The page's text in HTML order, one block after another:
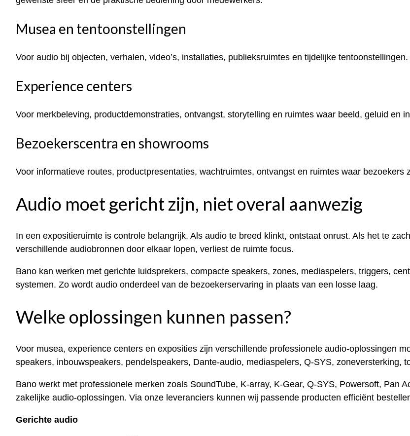
Musea en tentoonstellingen
Voor audio bij objecten, verhalen, video’s, installaties, publieksruimtes en tijdelijke tentoonstellingen.
Experience centers
Voor merkbeleving, productdemonstraties, ontvangst, storytelling en ruimtes waar beeld, geluid en
Bezoekerscentra en showrooms
Voor informatieve routes, productpresentaties, wachtruimtes, ontvangst en ruimtes waar bezoekers
Audio moet gericht zijn, niet overal aanwezig
In een expositieruimte is controle belangrijk. Als audio te breed klinkt, ontstaat onrust. Als het te
verschillende audiobronnen door elkaar lopen, verliest de ruimte focus.
Bano kan werken met gerichte luidsprekers, compacte speakers, zones, mediaspelers, triggers,
systemen. Zo wordt audio onderdeel van de bezoekerservaring in plaats van een losse laag.
Welke oplossingen kunnen passen?
Voor musea, experience centers en exposities zijn verschillende professionele audio-oplossingen
speakers, inbouwspeakers, pendelspeakers, Dante-audio, mediaspelers, Q-SYS, zoneversterking,
Bano werkt met professionele merken zoals SoundTube, K-array, K-Gear, Q-SYS, Powersoft, Pan
zakelijke audio-oplossingen. Via onze leveranciers kunnen wij passende producten efficiënt
Gerichte audio